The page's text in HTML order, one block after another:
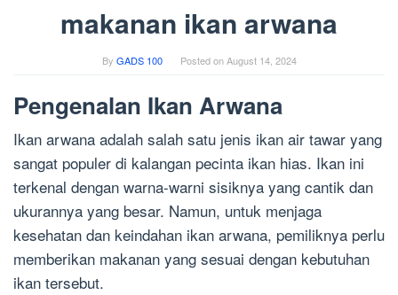
makanan ikan arwana
By GADS 100 Posted onAugust 14, 2024
Pengenalan Ikan Arwana
Ikan arwana adalah salah satu jenis ikan air tawar yang
sangat populer di kalangan pecinta ikan hias. Ikan ini
terkenal dengan warna-warni sisiknya yang cantik dan
ukurannya yang besar. Namun, untuk menjaga
kesehatan dan keindahan ikan arwana, pemiliknya perlu
memberikan makanan yang sesuai dengan kebutuhan
ikan tersebut.